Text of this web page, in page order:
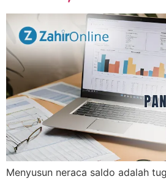
Menyusun neraca saldo adalah